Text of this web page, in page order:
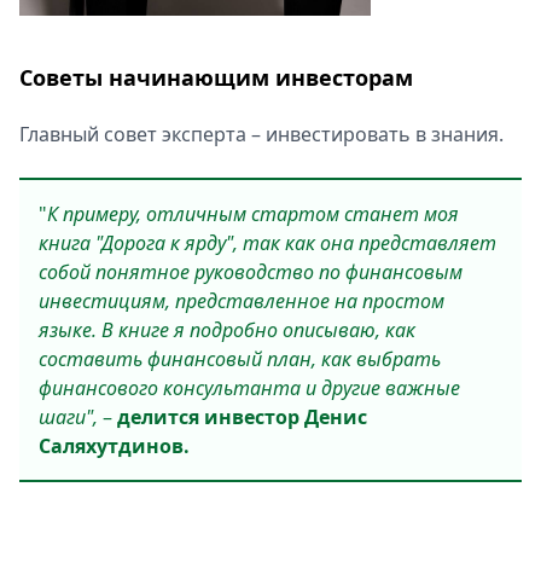
Советы начинающим инвесторам
Главный совет эксперта – инвестировать в знания.
"К примеру, отличным стартом станет моя
книга "Дорога к ярду", так как она представляет
собой понятное руководство по финансовым
инвестициям, представленное на простом
языке. В книге я подробно описываю, как
составить финансовый план, как выбрать
финансового консультанта и другие важные
шаги", –делится инвестор Денис
Саляхутдинов.